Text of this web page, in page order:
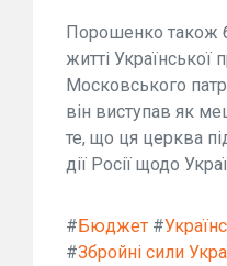
Порошенко також
житті Української
Московського
він виступав як
те, що ця церква
дії Росії щодо
#Бюджет #
#Збройні сили